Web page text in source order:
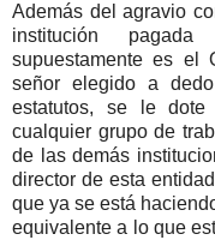
Además del agravio
institución
supuestamente es el
señor elegido a
estatutos, se le
cualquier grupo de
de las demás
director de esta
que ya se está
equivalente a lo que